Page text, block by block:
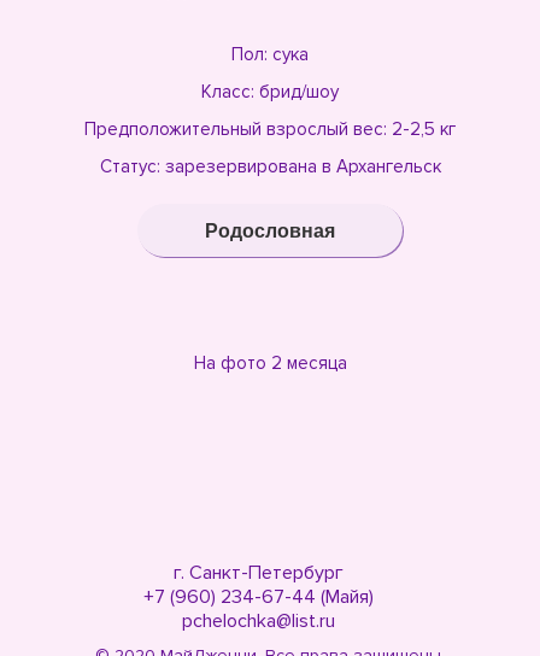
Пол: сука
Класс: брид/шоу
Предположительный взрослый вес: 2-2,5 кг
Статус: зарезервирована в Архангельск
Родословная
На фото 2 месяца
г. Санкт-Петербург
+7 (960) 234-67-44 (Майя)
pchelochka@list.ru